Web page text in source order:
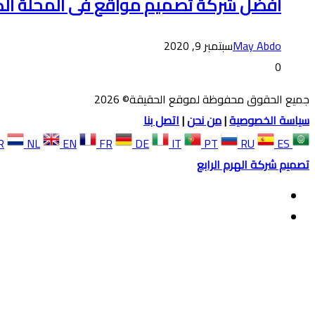
May Abdoسبتمبر 9, 2020
0
جميع الحقوق محفوظة لموقع الحقيقة© 2026
سياسة الخصوصية|من نحن|اتصل بنا
NL EN FR DE IT PT RU
ES
تصميم شركة الهرم الرابع